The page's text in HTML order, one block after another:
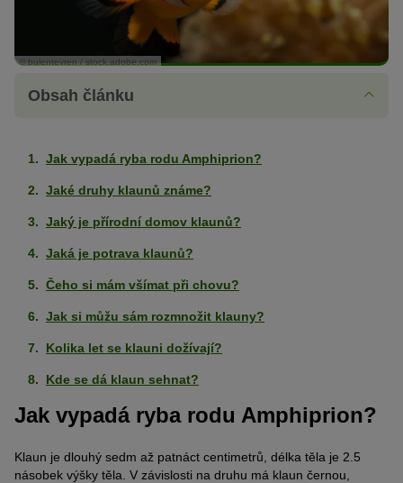
© bulentevren / stock.adobe.com
Obsah článku
Jak vypadá ryba rodu Amphiprion?
Jaké druhy klaunů známe?
Jaký je přírodní domov klaunů?
Jaká je potrava klaunů?
Čeho si mám všímat při chovu?
Jak si můžu sám rozmnožit klauny?
Kolika let se klauni dožívají?
Kde se dá klaun sehnat?
Jak vypadá ryba rodu Amphiprion?
Klaun je dlouhý sedm až patnáct centimetrů, délka těla je 2.5
násobek výšky těla. V závislosti na druhu má klaun černou,